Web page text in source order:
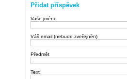
Přidat příspěvek
Vaše jméno
Váš email (nebude zveřejněn)
Předmět
Text